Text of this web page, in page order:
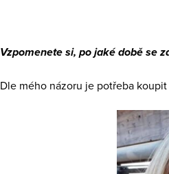
Vzpomenete si, po jaké době se
Dle mého názoru je potřeba